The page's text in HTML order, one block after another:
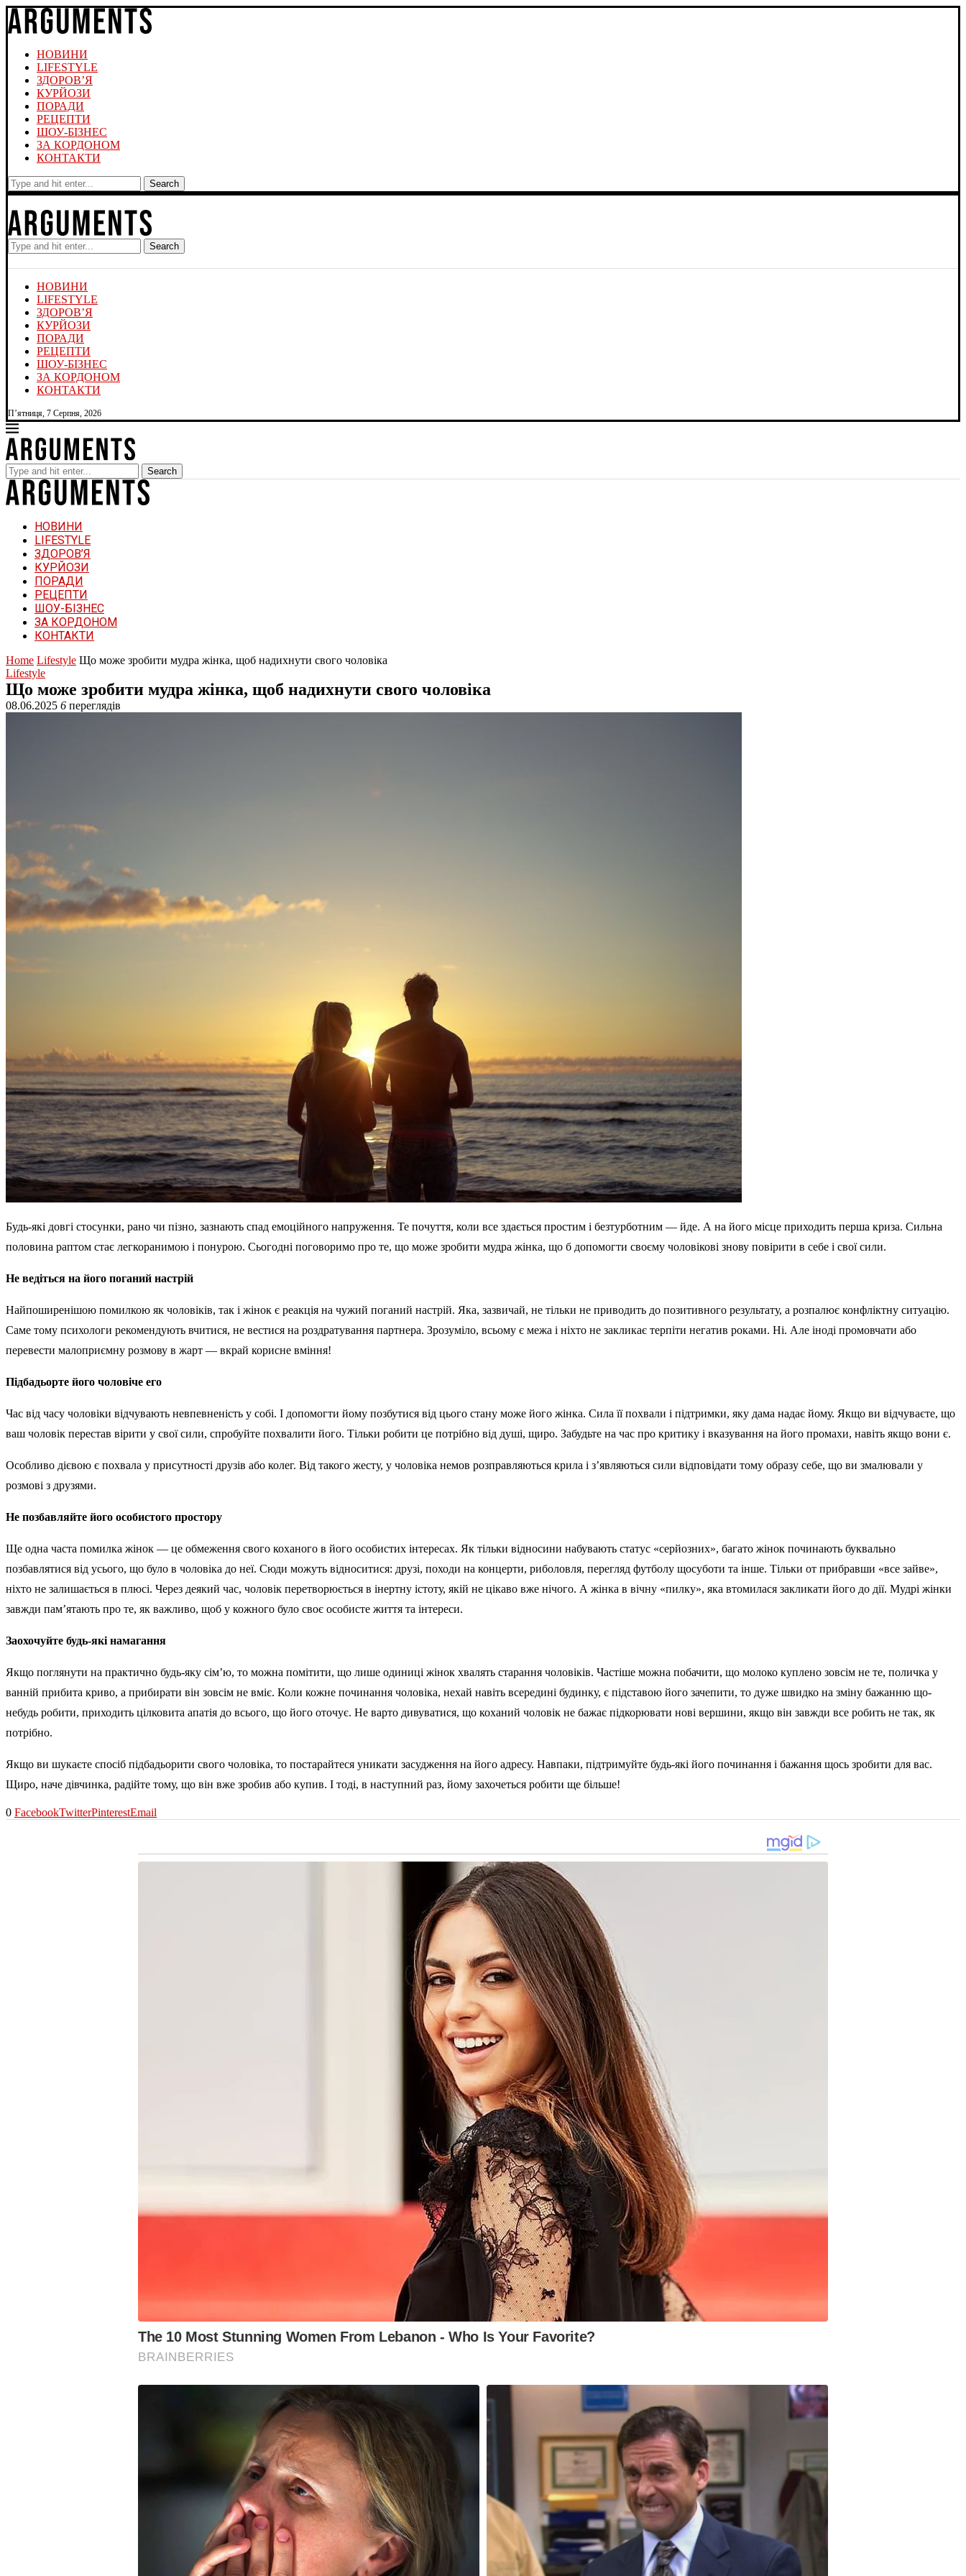
НОВИНИ
LIFESTYLE
ЗДОРОВ’Я
КУРЙОЗИ
ПОРАДИ
РЕЦЕПТИ
ШОУ-БІЗНЕС
ЗА КОРДОНОМ
КОНТАКТИ
Search
Search
НОВИНИ
LIFESTYLE
ЗДОРОВ’Я
КУРЙОЗИ
ПОРАДИ
РЕЦЕПТИ
ШОУ-БІЗНЕС
ЗА КОРДОНОМ
КОНТАКТИ
П’ятниця, 7 Серпня, 2026
Search
НОВИНИ
LIFESTYLE
ЗДОРОВ’Я
КУРЙОЗИ
ПОРАДИ
РЕЦЕПТИ
ШОУ-БІЗНЕС
ЗА КОРДОНОМ
КОНТАКТИ
Home Lifestyle Що може зробити мудра жінка, щоб надихнути свого чоловіка
Lifestyle
Що може зробити мудра жінка, щоб надихнути свого чоловіка
08.06.2025 6 переглядів
Будь-які довгі стосунки, рано чи пізно, зазнають спад емоційного напруження. Те почуття, коли все здається простим і безтурботним — йде. А на його місце приходить перша криза. Сильна
половина раптом стає легкоранимою і понурою. Сьогодні поговоримо про те, що може зробити мудра жінка, що б допомогти своєму чоловікові знову повірити в себе і свої сили.
Не ведіться на його поганий настрій
Найпоширенішою помилкою як чоловіків, так і жінок є реакція на чужий поганий настрій. Яка, зазвичай, не тільки не приводить до позитивного результату, а розпалює конфліктну ситуацію.
Саме тому психологи рекомендують вчитися, не вестися на роздратування партнера. Зрозуміло, всьому є межа і ніхто не закликає терпіти негатив роками. Ні. Але іноді промовчати або
перевести малоприємну розмову в жарт — вкрай корисне вміння!
Підбадьорте його чоловіче его
Час від часу чоловіки відчувають невпевненість у собі. І допомогти йому позбутися від цього стану може його жінка. Сила її похвали і підтримки, яку дама надає йому. Якщо ви відчуваєте, що
ваш чоловік перестав вірити у свої сили, спробуйте похвалити його. Тільки робити це потрібно від душі, щиро. Забудьте на час про критику і вказування на його промахи, навіть якщо вони є.
Особливо дієвою є похвала у присутності друзів або колег. Від такого жесту, у чоловіка немов розправляються крила і з’являються сили відповідати тому образу себе, що ви змалювали у
розмові з друзями.
Не позбавляйте його особистого простору
Ще одна часта помилка жінок — це обмеження свого коханого в його особистих інтересах. Як тільки відносини набувають статус «серйозних», багато жінок починають буквально
позбавлятися від усього, що було в чоловіка до неї. Сюди можуть відноситися: друзі, походи на концерти, риболовля, перегляд футболу щосуботи та інше. Тільки от прибравши «все зайве»,
ніхто не залишається в плюсі. Через деякий час, чоловік перетворюється в інертну істоту, якій не цікаво вже нічого. А жінка в вічну «пилку», яка втомилася закликати його до дії. Мудрі жінки
завжди пам’ятають про те, як важливо, щоб у кожного було своє особисте життя та інтереси.
Заохочуйте будь-які намагання
Якщо поглянути на практично будь-яку сім’ю, то можна помітити, що лише одиниці жінок хвалять старання чоловіків. Частіше можна побачити, що молоко куплено зовсім не те, поличка у
ванній прибита криво, а прибирати він зовсім не вміє. Коли кожне починання чоловіка, нехай навіть всередині будинку, є підставою його зачепити, то дуже швидко на зміну бажанню що-
небудь робити, приходить цілковита апатія до всього, що його оточує. Не варто дивуватися, що коханий чоловік не бажає підкорювати нові вершини, якщо він завжди все робить не так, як
потрібно.
Якщо ви шукаєте спосіб підбадьорити свого чоловіка, то постарайтеся уникати засудження на його адресу. Навпаки, підтримуйте будь-які його починання і бажання щось зробити для вас.
Щиро, наче дівчинка, радійте тому, що він вже зробив або купив. І тоді, в наступний раз, йому захочеться робити ще більше!
0 FacebookTwitterPinterestEmail